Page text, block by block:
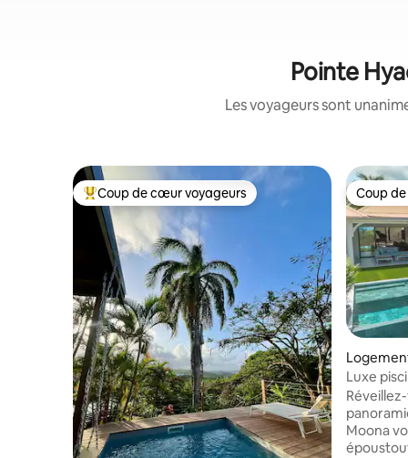
Pointe
Les voyageurs sont
Coup de cœur voyageurs parmi les plus aimés
Coup de cœur voyageurs Coup
Coup
Luxe
Moona